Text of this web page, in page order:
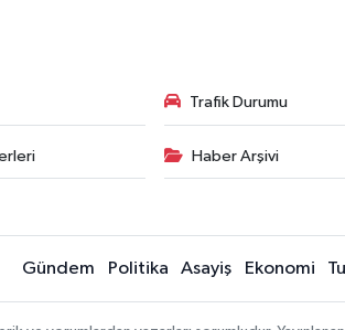
Trafik Durumu
Haber Arşivi
Gündem Politika Asayiş Ekonomi